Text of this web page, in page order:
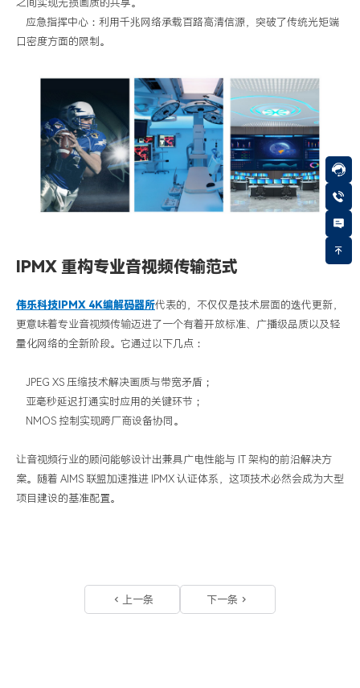
之间实现无损画质的共享。
应急指挥中心：利用千兆网络承载百路高清信源，突破了传统光矩端
口密度方面的限制。
IPMX 重构专业音视频传输范式
伟乐科技IPMX 4K编解码器所代表的，不仅仅是技术层面的迭代更新，
更意味着专业音视频传输迈进了一个有着开放标准、广播级品质以及轻
量化网络的全新阶段。它通过以下几点：
JPEG XS 压缩技术解决画质与带宽矛盾；
亚毫秒延迟打通实时应用的关键环节；
NMOS 控制实现跨厂商设备协同。
让音视频行业的顾问能够设计出兼具广电性能与 IT 架构的前沿解决方
案。随着 AIMS 联盟加速推进 IPMX 认证体系，这项技术必然会成为大型
项目建设的基准配置。
上一条 下一条